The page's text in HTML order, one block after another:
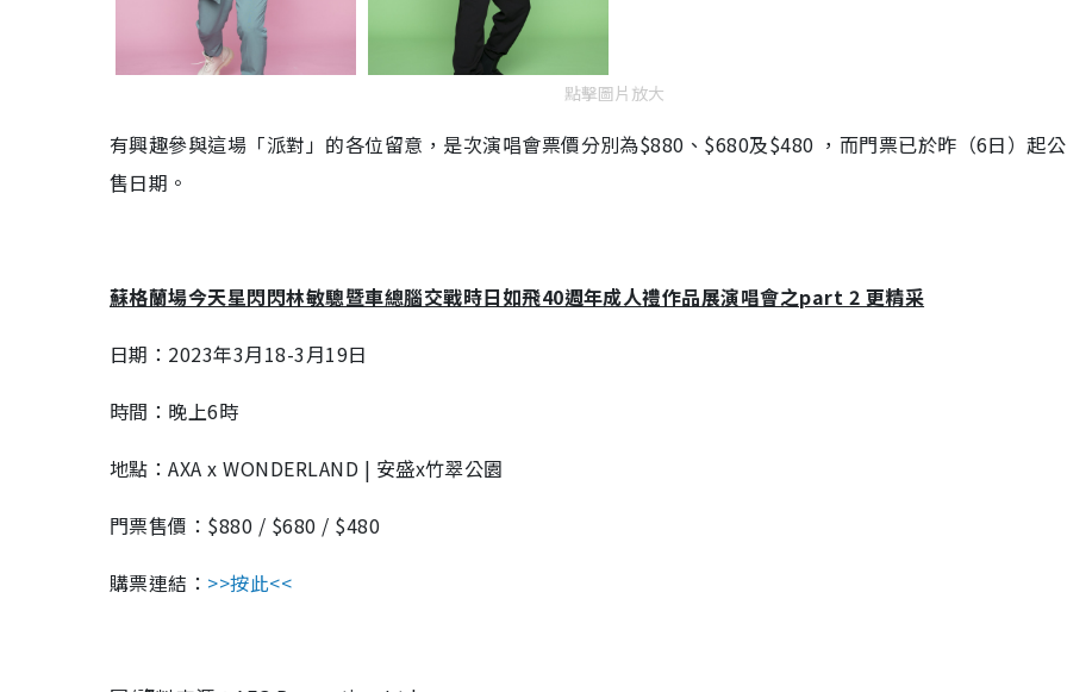
點擊圖片放大
有興趣參與這場「派對」的各位留意，是次演唱會票價分別為$880、$680及$480 ，而門票已於昨（6日）起
售日期。
蘇格蘭場今天星閃閃林敏驄暨車總腦交戰時日如飛40週年成人禮作品展演唱會之part 2 更精采
日期：2023年3月18-3月19日
時間：晚上6時
地點：AXA x WONDERLAND | 安盛x竹翠公園
門票售價：$880 / $680 / $480
購票連結： >>按此<<